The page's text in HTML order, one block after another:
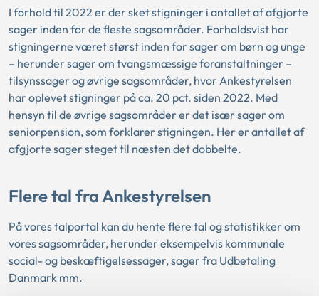
I forhold til 2022 er der sket stigninger i antallet af afgjorte
sager inden for de fleste sagsområder. Forholdsvist har
stigningerne været størst inden for sager om børn og unge
– herunder sager om tvangsmæssige foranstaltninger –
tilsynssager og øvrige sagsområder, hvor Ankestyrelsen
har oplevet stigninger på ca. 20 pct. siden 2022. Med
hensyn til de øvrige sagsområder er det især sager om
seniorpension, som forklarer stigningen. Her er antallet af
afgjorte sager steget til næsten det dobbelte.
Flere tal fra Ankestyrelsen
På vores talportal kan du hente flere tal og statistikker om
vores sagsområder, herunder eksempelvis kommunale
social- og beskæftigelsessager, sager fra Udbetaling
Danmark mm.